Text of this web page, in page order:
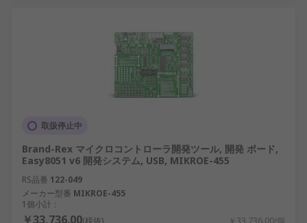
取扱停止中
Brand-Rex マイクロコントローラ開発ツール, 開発 ボード,
Easy8051 v6 開発システム, USB, MIKROE-455
RS品番 122-049
メーカー型番 MIKROE-455
1個小計：
￥33,736.00(税抜) ￥33,736.00/個